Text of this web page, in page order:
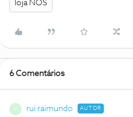
loja NOS
6 Comentários
R rui raimundo AUTOR